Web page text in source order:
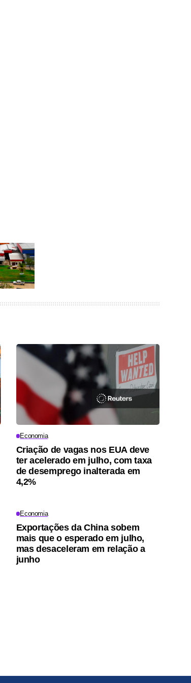
Economia
Criação de vagas nos EUA deve
ter acelerado em julho, com taxa
de desemprego inalterada em
4,2%
Economia
Exportações da China sobem
mais que o esperado em julho,
mas desaceleram em relação a
junho